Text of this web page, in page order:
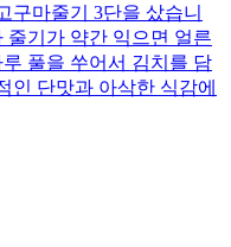
구마줄기 3단을 샀습니
줄기가 약간 익으면 얼른
풀을 쑤어서 김치를 담
인 단맛과 아삭한 식감에